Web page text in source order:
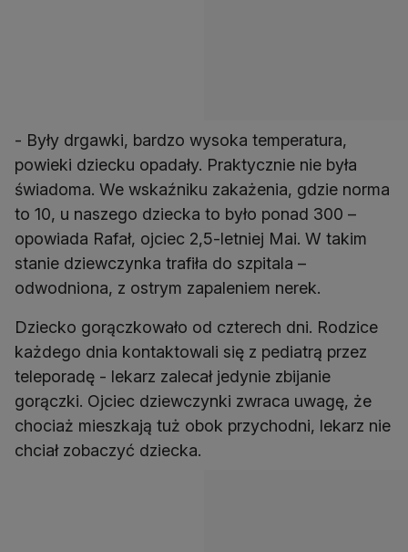
- Były drgawki, bardzo wysoka temperatura,
powieki dziecku opadały. Praktycznie nie była
świadoma. We wskaźniku zakażenia, gdzie norma
to 10, u naszego dziecka to było ponad 300 –
opowiada Rafał, ojciec 2,5-letniej Mai. W takim
stanie dziewczynka trafiła do szpitala –
odwodniona, z ostrym zapaleniem nerek.
Dziecko gorączkowało od czterech dni. Rodzice
każdego dnia kontaktowali się z pediatrą przez
teleporadę - lekarz zalecał jedynie zbijanie
gorączki. Ojciec dziewczynki zwraca uwagę, że
chociaż mieszkają tuż obok przychodni, lekarz nie
chciał zobaczyć dziecka.